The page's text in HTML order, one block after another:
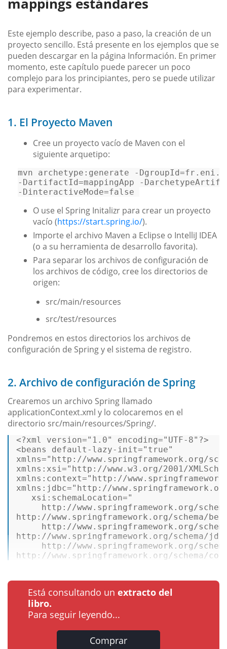
Este ejemplo describe, paso a paso, la creación de un
proyecto sencillo. Está presente en los ejemplos que se
pueden descargar en la página Información. En primer
momento, este capítulo puede parecer un poco
complejo para los principiantes, pero se puede utilizar
para experimentar.
1. El Proyecto Maven
Cree un proyecto vacío de Maven con el
siguiente arquetipo:
-DartifactId=mappingApp -
-DinteractiveMode=false
O use el Spring Initalizr para crear un proyecto
vacío (https://start.spring.io/).
Importe el archivo Maven a Eclipse o IntelliJ IDEA
(o a su herramienta de desarrollo favorita).
Para separar los archivos de configuración de
los archivos de código, cree los directorios de
origen:
src/main/resources
src/test/resources
Pondremos en estos directorios los archivos de
configuración de Spring y el sistema de registro.
2. Archivo de configuración de Spring
Crearemos un archivo Spring llamado
applicationContext.xml y lo colocaremos en el
directorio src/main/resources/Spring/.
<?xml version="1.0" encoding="UTF-8" ?>
<beans default-lazy-init="true"
xmlns="http://www.springframework.org/
xmlns:xsi="http://www.w3.org/2001/
xmlns:context="http://
xmlns:jdbc="http://
xsi:schemaLocation="
http://www.springframework.org/
http://www.springframework.org/schema/
http://www.springframework.org/
http://www.springframework.org/schema/
http://www.springframework.org/
http://www.springframework.org/schema/
Está consultando un extracto del
libro.
Para seguir leyendo...
Comprar